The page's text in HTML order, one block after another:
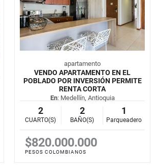
apartamento
VENDO APARTAMENTO EN EL
POBLADO POR INVERSIÓN PERMITE
RENTA CORTA
En: Medellín, Antioquia
2
CUARTO(S)
2
BAÑO(S)
1
Parqueadero
$820.000.000
PESOS COLOMBIANOS